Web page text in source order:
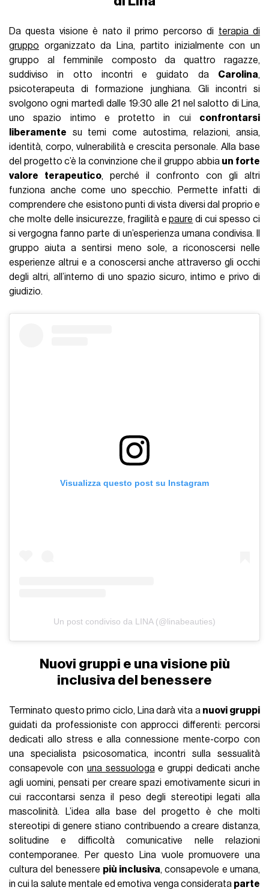
Da questa visione è nato il primo percorso di terapia di
gruppo organizzato da Lina, partito inizialmente con un
gruppo al femminile composto da quattro ragazze,
suddiviso in otto incontri e guidato da Carolina,
psicoterapeuta di formazione junghiana. Gli incontri si
svolgono ogni martedì dalle 19:30 alle 21 nel salotto di Lina,
uno spazio intimo e protetto in cui confrontarsi
liberamente su temi come autostima, relazioni, ansia,
identità, corpo, vulnerabilità e crescita personale. Alla base
del progetto c’è la convinzione che il gruppo abbia un forte
valore terapeutico, perché il confronto con gli altri
funziona anche come uno specchio. Permette infatti di
comprendere che esistono punti di vista diversi dal proprio e
che molte delle insicurezze, fragilità epaure di cui spesso ci
si vergogna fanno parte di un’esperienza umana condivisa. Il
gruppo aiuta a sentirsi meno sole, a riconoscersi nelle
esperienze altrui e a conoscersi anche attraverso gli occhi
degli altri, all’interno di uno spazio sicuro, intimo e privo di
giudizio.
Visualizza questo post su Instagram
Un post condiviso da LINA (@linabeauties)
Nuovi gruppi e una visione più
inclusiva del benessere
Terminato questo primo ciclo, Lina darà vita a nuovi gruppi
guidati da professioniste con approcci differenti: percorsi
dedicati allo stress e alla connessione mente-corpo con
una specialista psicosomatica, incontri sulla sessualità
consapevole con una sessuologae gruppi dedicati anche
agli uomini, pensati per creare spazi emotivamente sicuri in
cui raccontarsi senza il peso degli stereotipi legati alla
mascolinità. L’idea alla base del progetto è che molti
stereotipi di genere stiano contribuendo a creare distanza,
solitudine e difficoltà comunicative nelle relazioni
contemporanee. Per questo Lina vuole promuovere una
cultura del benessere più inclusiva, consapevole e umana,
in cui la salute mentale ed emotiva venga considerata parte